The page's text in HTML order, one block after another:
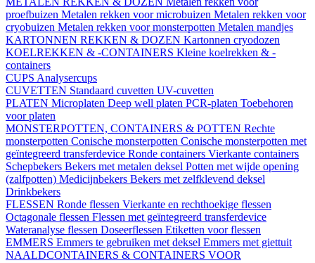
proefbuizen Metalen rekken voor microbuizen Metalen rekken voor
cryobuizen Metalen rekken voor monsterpotten Metalen mandjes
KARTONNEN REKKEN & DOZEN Kartonnen cryodozen
KOELREKKEN & -CONTAINERS Kleine koelrekken & -
containers
CUPS Analysercups
CUVETTEN Standaard cuvetten UV-cuvetten
PLATEN Microplaten Deep well platen PCR-platen Toebehoren
voor platen
MONSTERPOTTEN, CONTAINERS & POTTEN Rechte
monsterpotten Conische monsterpotten Conische monsterpotten met
geïntegreerd transferdevice Ronde containers Vierkante containers
Schepbekers Bekers met metalen deksel Potten met wijde opening
(zalfpotten) Medicijnbekers Bekers met zelfklevend deksel
Drinkbekers
FLESSEN Ronde flessen Vierkante en rechthoekige flessen
Octagonale flessen Flessen met geïntegreerd transferdevice
Wateranalyse flessen Doseerflessen Etiketten voor flessen
EMMERS Emmers te gebruiken met deksel Emmers met giettuit
NAALDCONTAINERS & CONTAINERS VOOR